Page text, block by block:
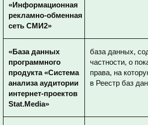
«Информационная
рекламно-обменная
сеть СМИ2»
«База данных
программного
продукта «Система
анализа аудитории
интернет-проектов
Stat.Media»
база данных,
частности, о
права, на
в Реестр баз